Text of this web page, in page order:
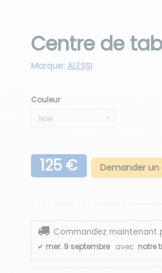
Centre de
Marque: ALESSI
Couleur
125 € Demander un
Commandez maintenant
✔ mer. 9 septembre avec notre